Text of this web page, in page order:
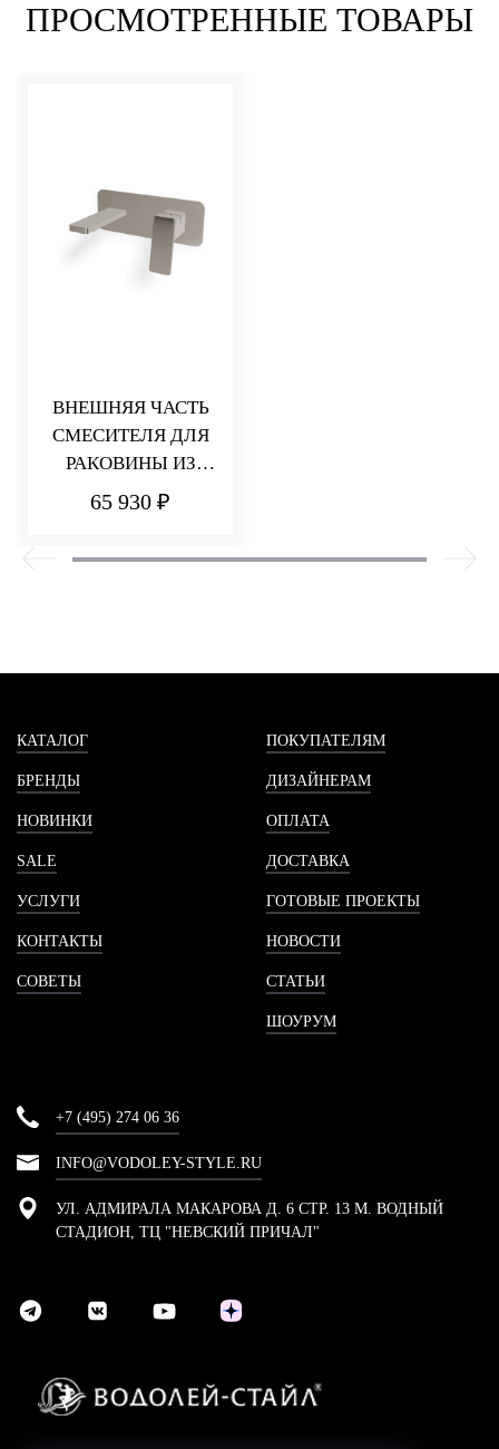
ПРОСМОТРЕННЫЕ ТОВАРЫ
ВНЕШНЯЯ ЧАСТЬ
СМЕСИТЕЛЯ ДЛЯ
РАКОВИНЫ ИЗ
СТЕНЫ 110 ММ
65 930 ₽
КАТАЛОГ
БРЕНДЫ
НОВИНКИ
SALE
УСЛУГИ
КОНТАКТЫ
СОВЕТЫ
ПОКУПАТЕЛЯМ
ДИЗАЙНЕРАМ
ОПЛАТА
ДОСТАВКА
ГОТОВЫЕ ПРОЕКТЫ
НОВОСТИ
СТАТЬИ
ШОУРУМ
+7 (495) 274 06 36
INFO@VODOLEY-STYLE.RU
УЛ. АДМИРАЛА МАКАРОВА Д. 6 СТР. 13 М. ВОДНЫЙ
СТАДИОН, ТЦ "НЕВСКИЙ ПРИЧАЛ"